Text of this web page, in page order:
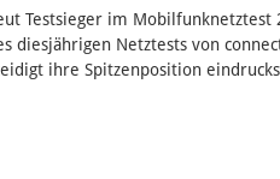
Testsieger im Mobilfunknetztest
diesjährigen Netztests von
ihre Spitzenposition